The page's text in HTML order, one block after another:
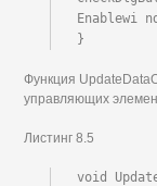
Enablewi
}
Функция
управляющих
Листинг 8.5
void